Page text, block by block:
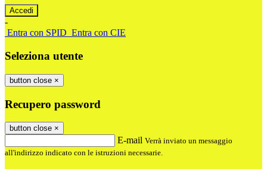
-
Entra con SPID Entra con CIE
Seleziona utente
button close ×
Recupero password
button close ×
E-mail Verrà inviato un messaggio
all'indirizzo indicato con le istruzioni necessarie.